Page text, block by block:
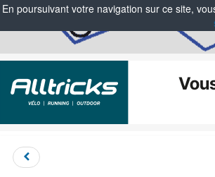
En poursuivant votre navigation sur ce site,